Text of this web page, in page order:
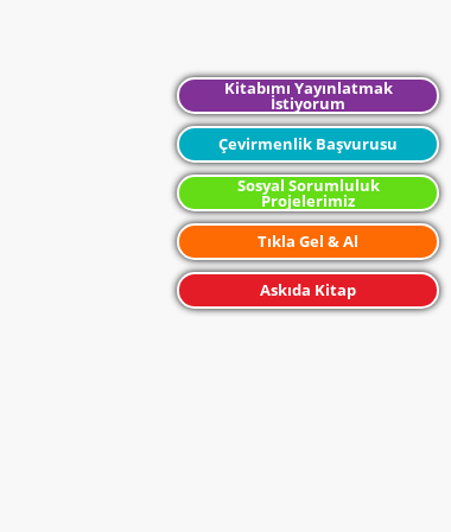
Kitabımı Yayınlatmak
İstiyorum
Çevirmenlik Başvurusu
Sosyal Sorumluluk
Projelerimiz
Tıkla Gel & Al
Askıda Kitap